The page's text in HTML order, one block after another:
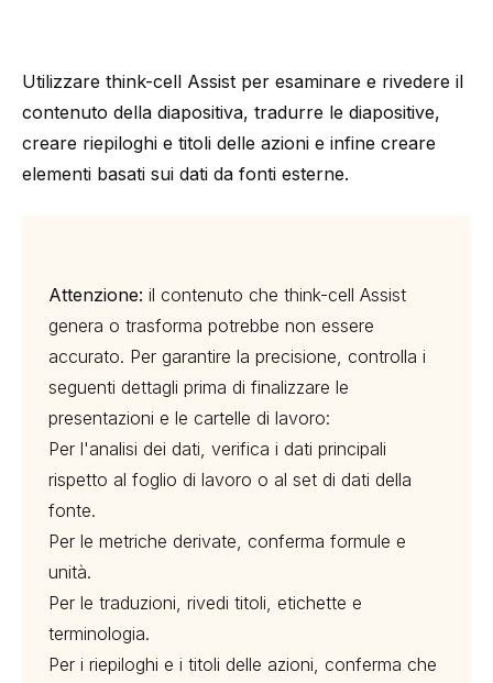
Utilizzare think-cell Assist per esaminare e rivedere il
contenuto della diapositiva, tradurre le diapositive,
creare riepiloghi e titoli delle azioni e infine creare
elementi basati sui dati da fonti esterne.
Attenzione: il contenuto che think-cell Assist
genera o trasforma potrebbe non essere
accurato. Per garantire la precisione, controlla i
seguenti dettagli prima di finalizzare le
presentazioni e le cartelle di lavoro:
Per l'analisi dei dati, verifica i dati principali
rispetto al foglio di lavoro o al set di dati della
fonte.
Per le metriche derivate, conferma formule e
unità.
Per le traduzioni, rivedi titoli, etichette e
terminologia.
Per i riepiloghi e i titoli delle azioni, conferma che